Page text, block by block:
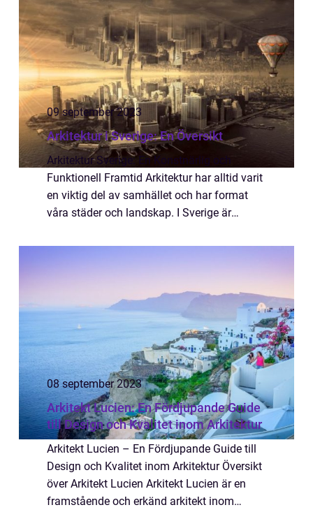
09 september 2023
Arkitektur i Sverige: En Översikt
Arkitektur Sverige: En Konstnärlig och
Funktionell Framtid Arkitektur har alltid varit
en viktig del av samhället och har format
våra städer och landskap. I Sverige är
ett verktyg för att förbättra livskva...
08 september 2023
Arkitekt Lucien: En Fördjupande Guide
till Design och Kvalitet inom Arkitektur
Arkitekt Lucien – En Fördjupande Guide till
Design och Kvalitet inom Arkitektur Översikt
över Arkitekt Lucien Arkitekt Lucien är en
framstående och erkänd arkitekt inom